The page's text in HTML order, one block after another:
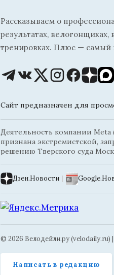
Рассказываем о
результатах,
тренировках. Плюс — самый
Сайт предназначен для
Деятельность компании Meta
признана экстремистской,
решению Тверского суда
Дзен.Новости |
© 2026 Велодейли.ру (velodaily.ru) |
Написать в редакцию